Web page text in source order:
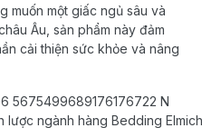
muốn một giấc ngủ sâu và
Âu, sản phẩm này đảm
cải thiện sức khỏe và nâng
lược ngành hàng Bedding